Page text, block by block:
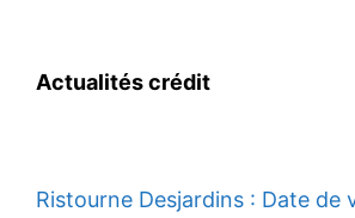
Actualités crédit
Ristourne Desjardins : Date de